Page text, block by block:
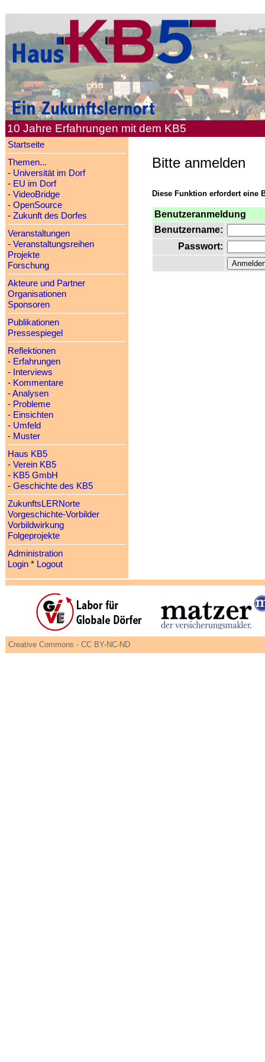
10 Jahre Erfahrungen mit dem KB5
Startseite
Themen...
- Universität im Dorf
- EU im Dorf
- VideoBridge
- OpenSource
- Zukunft des Dorfes
Veranstaltungen
- Veranstaltungsreihen
Projekte
Forschung
Akteure und Partner
Organisationen
Sponsoren
Publikationen
Pressespiegel
Reflektionen
- Erfahrungen
- Interviews
- Kommentare
-Analysen
- Probleme
- Einsichten
- Umfeld
- Muster
Haus KB5
- Verein KB5
- KB5 GmbH
- Geschichte des KB5
ZukunftsLERNorte
Vorgeschichte-Vorbilder
Vorbildwirkung
Folgeprojekte
Administration
Login* Logout
Bitte anmelden
Diese Funktion erfordert eine
Benutzeranmeldung
Benutzername:
Passwort:
Creative Commons - CC BY-NC-ND